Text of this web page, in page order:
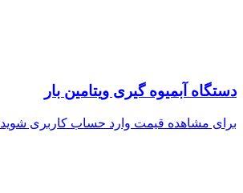
دستگاه آبمیوه گیری ویتامین بار
برای مشاهده قیمت وارد حساب کاربری شوید